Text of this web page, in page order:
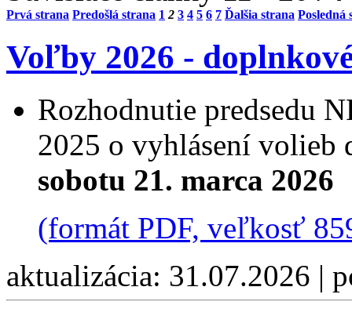
Prvá strana Predošlá strana 1 2 3 4 5 6 7 Ďalšia strana Posledná
Voľby 2026 -
Rozhodnutie predsedu
2025 o vyhlásení volieb
sobotu 21. marca 2026
(formát PDF, veľkosť
aktualizácia: 31.07.2026 |